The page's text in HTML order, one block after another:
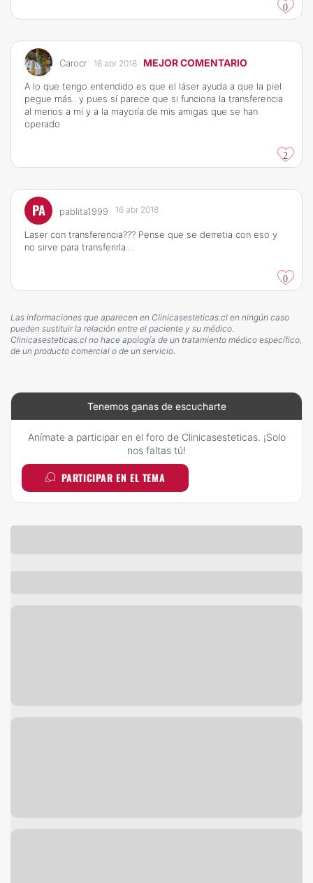
0
Carocr 16 abr 2018 MEJOR COMENTARIO
A lo que tengo entendido es que el láser ayuda a que la piel
pegue más.. y pues sí parece que si funciona la transferencia
al menos a mí y a la mayoría de mis amigas que se han
operado
2
PA pablita1999 16 abr 2018
Laser con transferencia??? Pense que se derretia con eso y
no sirve para transferirla....
0
Las informaciones que aparecen en Clinicasesteticas.cl en ningún caso
pueden sustituir la relación entre el paciente y su médico.
Clinicasesteticas.cl no hace apología de un tratamiento médico específico,
de un producto comercial o de un servicio.
Tenemos ganas de escucharte
Anímate a participar en el foro de Clinicasesteticas. ¡Solo
nos faltas tú!
PARTICIPAR EN EL TEMA